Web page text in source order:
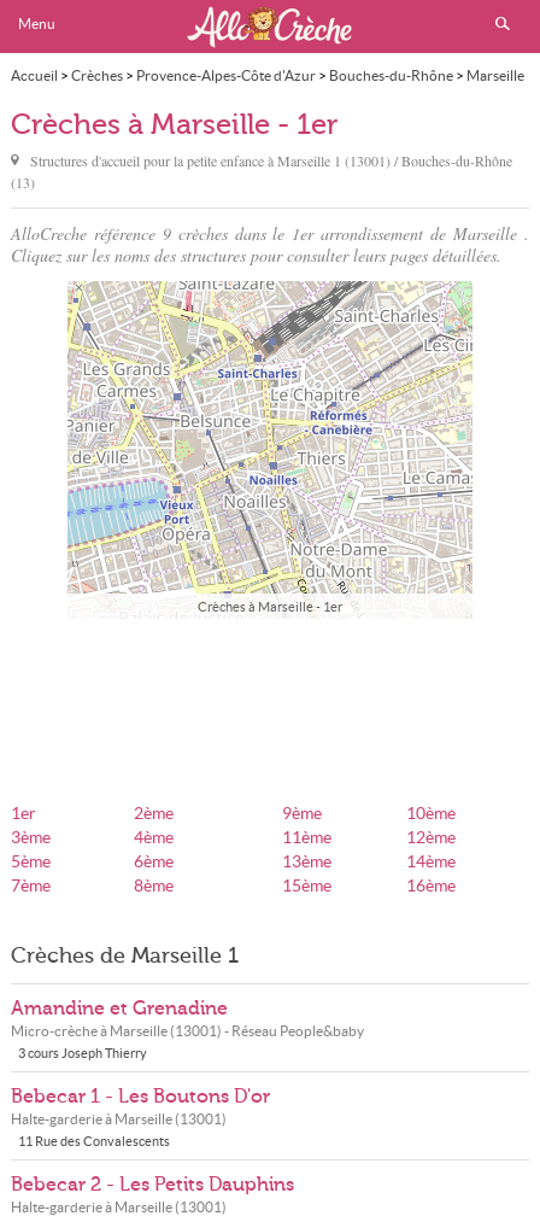
Menu
Accueil > Crèches> Provence-Alpes-Côte d'Azur> Bouches-du-Rhône> Marseille
>1er
Crèches à Marseille - 1er
Structures d'accueil pour la petite enfance àMarseille 1 (13001) / Bouches-du-Rhône
(13)
AlloCreche référence 9 crèches dans le 1er arrondissement de Marseille .
Cliquez sur les noms des structures pour consulter leurs pages détaillées.
Crèches à Marseille - 1er
1er
2ème
3ème
4ème
5ème
6ème
7ème
8ème
9ème
10ème
11ème
12ème
13ème
14ème
15ème
16ème
Crèches de Marseille 1
Amandine et Grenadine
Micro-crèche à Marseille(13001) - Réseau People&baby
3 cours Joseph Thierry
Bebecar 1 - Les Boutons D'or
Halte-garderie à Marseille(13001)
11 Rue des Convalescents
Bebecar 2 - Les Petits Dauphins
Halte-garderie à Marseille(13001)